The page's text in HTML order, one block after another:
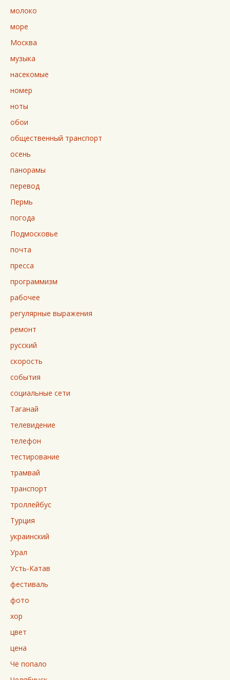
молоко
море
Москва
музыка
насекомые
номер
ноты
обои
общественный транспорт
осень
панорамы
перевод
Пермь
погода
Подмосковье
почта
пресса
программизм
рабочее
регулярные выражения
ремонт
русский
скорость
события
социальные сети
Таганай
телевидение
телефон
тестирование
трамвай
транспорт
троллейбус
Турция
украинский
Урал
Усть-Катав
фестиваль
фото
хор
цвет
цена
Чё попало